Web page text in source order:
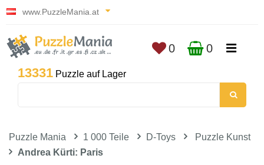
www.PuzzleMania.at
13331 Puzzle auf Lager
0 0
Puzzle Mania 1 000 Teile D-Toys
Puzzle Kunst
Andrea Kürti: Paris